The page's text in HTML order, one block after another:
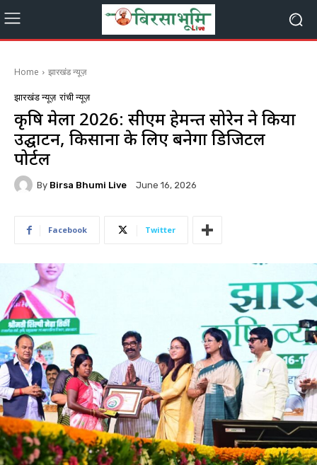
Home झारखंड न्यूज़
झारखंड न्यूज़ रांची न्यूज़
कृषि मेला 2026: सीएम हेमन्त सोरेन ने किया
उद्घाटन, किसानों के लिए बनेगा डिजिटल
पोर्टल
By Birsa Bhumi Live June 16, 2026
Facebook Twitter